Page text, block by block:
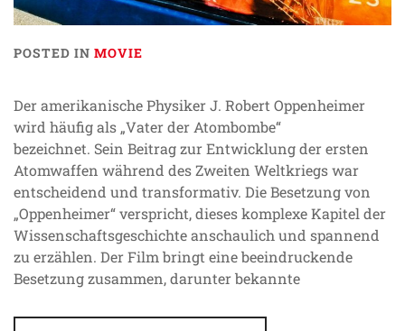
POSTED IN MOVIE
Der amerikanische Physiker J. Robert Oppenheimer
wird häufig als „Vater der Atombombe“
bezeichnet. Sein Beitrag zur Entwicklung der ersten
Atomwaffen während des Zweiten Weltkriegs war
entscheidend und transformativ. Die Besetzung von
„Oppenheimer“ verspricht, dieses komplexe Kapitel der
Wissenschaftsgeschichte anschaulich und spannend
zu erzählen. Der Film bringt eine beeindruckende
Besetzung zusammen, darunter bekannte